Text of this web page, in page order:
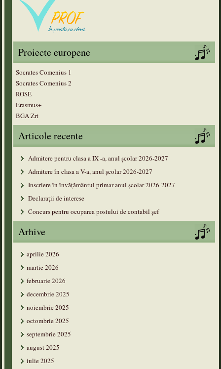
Proiecte europene
Socrates Comenius 1
Socrates Comenius 2
ROSE
Erasmus+
BGA Zrt
Articole recente
Admitere pentru clasa a IX -a, anul școlar 2026-2027
Admitere în clasa a V-a, anul şcolar 2026-2027
Înscriere în învățământul primar anul şcolar 2026-2027
Declarații de interese
Concurs pentru ocuparea postului de contabil șef
Arhive
aprilie 2026
martie 2026
februarie 2026
decembrie 2025
noiembrie 2025
octombrie 2025
septembrie 2025
august 2025
iulie 2025